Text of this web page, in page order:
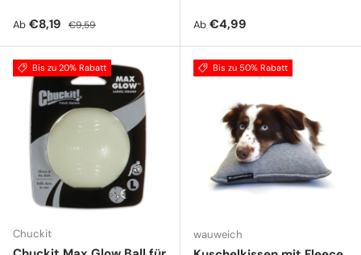
Verkaufspreis
Ab €8,19 Normaler Preis
€9,59 Normaler Preis
Ab €4,99
Bis zu 20% Rabatt
Chuckit
Bis zu 50% Rabatt
wauweich